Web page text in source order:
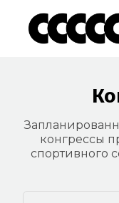
конгрессы
спортивного